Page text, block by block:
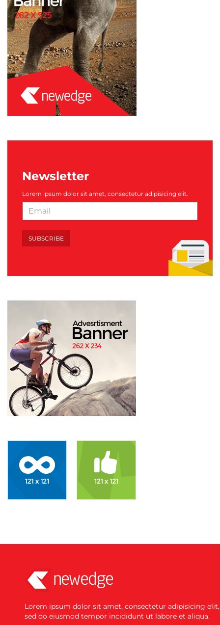
Newsletter
Lorem ipsum dolor sit amet, consectetur adipisicing elit.
SUBSCRIBE
Lorem ipsum dolor sit amet, consectetur adipisicing elit,
sed do eiusmod tempor incididunt ut labore et aliqua.